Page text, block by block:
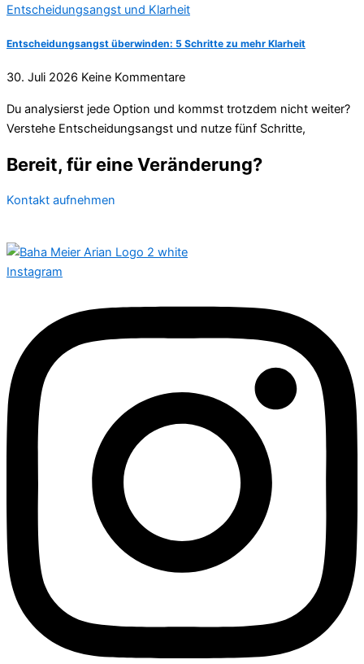
Entscheidungsangst überwinden: 5 Schritte zu mehr Klarheit
30. Juli 2026 Keine Kommentare
Du analysierst jede Option und kommst trotzdem nicht weiter?
Verstehe Entscheidungsangst und nutze fünf Schritte,
Bereit, für eine Veränderung?
Kontakt aufnehmen
Instagram